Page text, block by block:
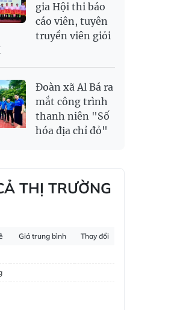
gia Hội thi báo
cáo viên, tuyên
truyền viên giỏi
Đoàn xã Al Bá ra
mắt công trình
thanh niên "Số
hóa địa chỉ đỏ"
THỊ TRƯỜNG
Giá trung bình
Thay đổi